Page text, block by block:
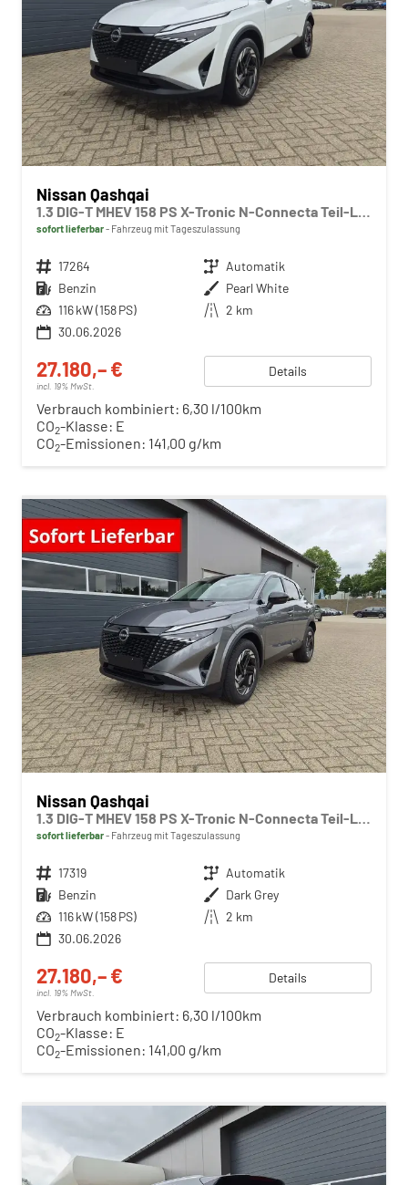
Nissan Qashqai
1.3 DIG-T MHEV 158 PS X-Tronic N-Connecta Teil-Leder PanoGlasdach Klimaautomatik Sitzheizung Lenkradheizung Navi ACC PDC v+h 360°Kamera DAB Bluetooth Touchscreen Apple CarPlay Android Auto 18"LM
sofort lieferbar Fahrzeug mit Tageszulassung
Fahrzeugnr. 17264 Getriebe Automatik
Kraftstoff Benzin Außenfarbe Pearl White
Leistung 116 kW (158 PS) Kilometerstand 2 km
30.06.2026
27.180,– €
incl. 19% MwSt.
Details
Verbrauch kombiniert: 6,30 l/100km
CO2-Klasse: E
CO2-Emissionen: 141,00 g/km
Nissan Qashqai
1.3 DIG-T MHEV 158 PS X-Tronic N-Connecta Teil-Leder PanoGlasdach Klimaautomatik Sitzheizung Lenkradheizung Navi ACC PDC v+h 360°Kamera DAB Bluetooth Touchscreen Apple CarPlay Android Auto 18"LM
sofort lieferbar Fahrzeug mit Tageszulassung
Fahrzeugnr. 17319 Getriebe Automatik
Kraftstoff Benzin Außenfarbe Dark Grey
Leistung 116 kW (158 PS) Kilometerstand 2 km
30.06.2026
27.180,– €
incl. 19% MwSt.
Details
Verbrauch kombiniert: 6,30 l/100km
CO2-Klasse: E
CO2-Emissionen: 141,00 g/km